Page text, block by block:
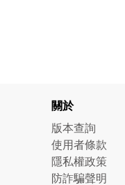
關於
版本查詢
使用者條款
隱私權政策
防詐騙聲明